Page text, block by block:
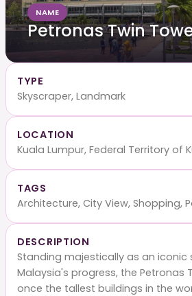
NAME
Petronas Twin
TYPE
Skyscraper, Landmark
LOCATION
Kuala Lumpur, Federal Territory of
TAGS
Architecture, City View, Shopping,
DESCRIPTION
Standing majestically as an iconic
Malaysia's progress, the Petronas
once the tallest buildings in the